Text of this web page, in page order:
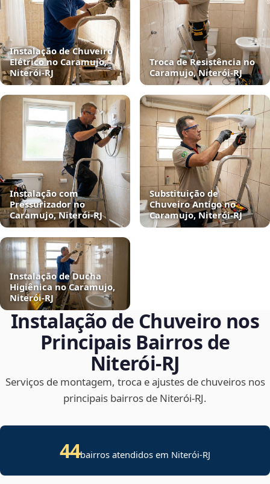
Instalação de Chuveiro
Elétrico no Caramujo,
Niterói‑RJ
Troca de Resistência no
Caramujo, Niterói‑RJ
Instalação com
Pressurizador no
Caramujo, Niterói‑RJ
Substituição de
Chuveiro Antigo no
Caramujo, Niterói‑RJ
Instalação de Ducha
Higiênica no Caramujo,
Niterói‑RJ
Instalação de Chuveiro nos
Principais Bairros de
Niterói‑RJ
Serviços de montagem, troca e ajustes de chuveiros nos
principais bairros de Niterói‑RJ.
44bairros atendidos em Niterói-RJ